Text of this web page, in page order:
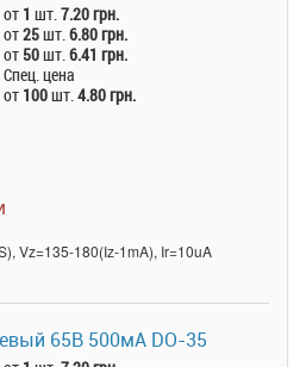
от 1 шт.7.20 грн.
от25шт.6.80 грн.
от 50шт.6.41 грн.
Спец. цена
от 100шт.4.80 грн.
Vz=135-180(Iz-1mA), Ir=10uA
65В 500мА DO-35